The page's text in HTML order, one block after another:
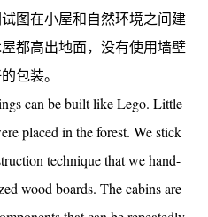
图在小屋和自然环境之间建
都高出地面，没有使用墙壁
包装。
can be built like Lego. Little
placed in the forest. We stick
technique that we hand-
wood boards. The cabins are